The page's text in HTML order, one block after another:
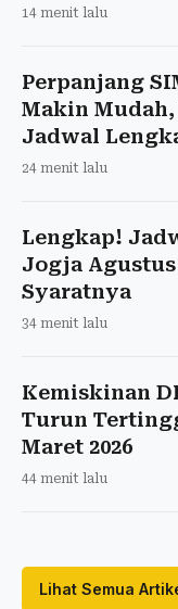
14 menit lalu
Perpanjang
Makin
Jadwal
24 menit lalu
Lengkap!
Jogja Agustus
Syaratnya
34 menit lalu
Kemiskinan
Turun
Maret 2026
44 menit lalu
Lihat Semua